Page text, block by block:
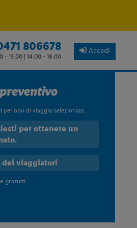
806678
- 13.00 | 14.00 - 18.00
Accedi
periodo di viaggio selezionato.
per ottenere un
dei viaggiatori
gratuiti